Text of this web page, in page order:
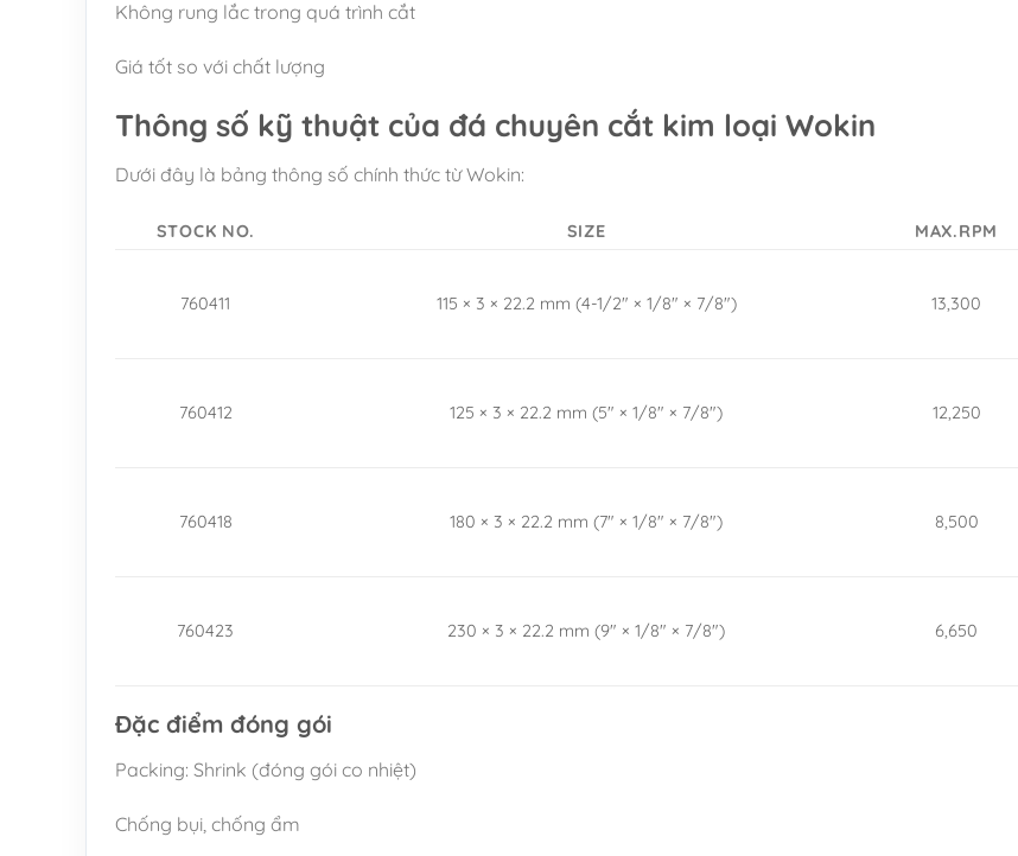
Không rung lắc trong quá trình cắt
Giá tốt so với chất lượng
Thông số kỹ thuật của đá chuyên cắt kim loại Wokin
Dưới đây là bảng thông số chính thức từ Wokin:
STOCK NO. SIZE MAX.RPM
760411 115 × 3 × 22.2 mm (4-1/2″ × 1/8″ × 7/8″) 13,300
760412 125 × 3 × 22.2 mm (5″ × 1/8″ × 7/8″) 12,250
760418 180 × 3 × 22.2 mm (7″ × 1/8″ × 7/8″) 8,500
760423 230 × 3 × 22.2 mm (9″ × 1/8″ × 7/8″) 6,650
Đặc điểm đóng gói
Packing: Shrink (đóng gói co nhiệt)
Chống bụi, chống ẩm